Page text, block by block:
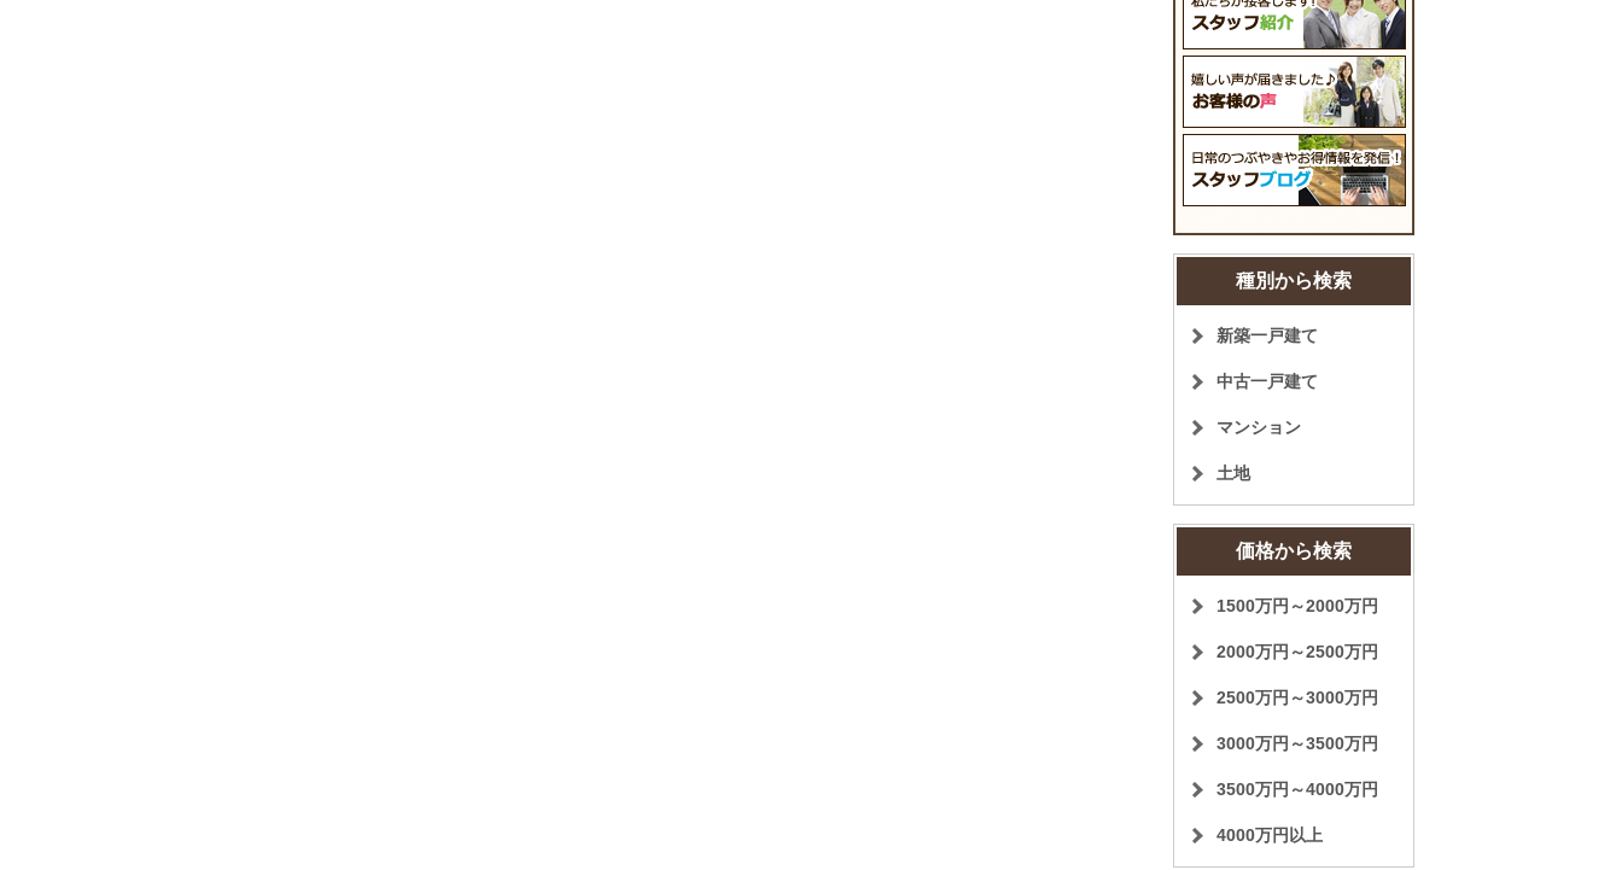
種別から検索
新築一戸建て
中古一戸建て
マンション
土地
価格から検索
1500万円～2000万円
2000万円～2500万円
2500万円～3000万円
3000万円～3500万円
3500万円～4000万円
4000万円以上